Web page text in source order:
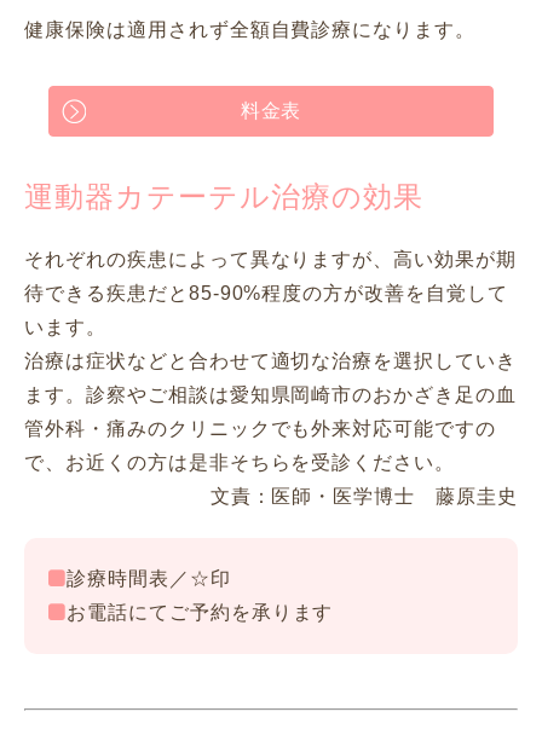
健康保険は適用されず全額自費診療になります。
料金表
運動器カテーテル治療の効果
それぞれの疾患によって異なりますが、高い効果が期
待できる疾患だと85-90%程度の方が改善を自覚して
います。
治療は症状などと合わせて適切な治療を選択していき
ます。診察やご相談は愛知県岡崎市のおかざき足の血
管外科・痛みのクリニックでも外来対応可能ですの
で、お近くの方は是非そちらを受診ください。
文責：医師・医学博士 藤原圭史
診療時間表／☆印
お電話にてご予約を承ります